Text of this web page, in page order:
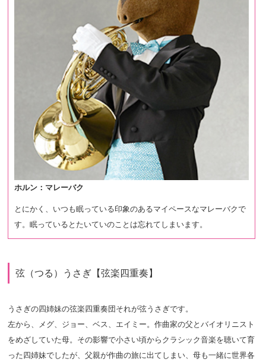
ホルン：マレーバク
とにかく、いつも眠っている印象のあるマイペースなマレーバクで
す。眠っているとたいていのことは忘れてしまいます。
弦（つる）うさぎ【弦楽四重奏】
うさぎの四姉妹の弦楽四重奏団それが弦うさぎです。
左から、メグ、ジョー、ベス、エイミー。作曲家の父とバイオリニスト
をめざしていた母。その影響で小さい頃からクラシック音楽を聴いて育
った四姉妹でしたが、父親が作曲の旅に出てしまい、母も一緒に世界各